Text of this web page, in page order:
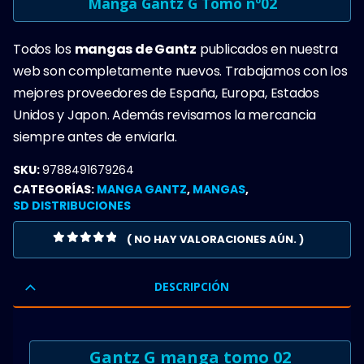
Todos los mangas de Gantz publicados en nuestra
web son completamente nuevos. Trabajamos con los
mejores proveedores de España, Europa, Estados
Unidos y Japon. Además revisamos la mercancia
siempre antes de enviarla.
SKU:9788491679264
CATEGORÍAS: MANGA GANTZ, MANGAS,
SD DISTRIBUCIONES
( NO HAY VALORACIONES AÚN. )
DESCRIPCIÓN
Gantz G manga tomo 02